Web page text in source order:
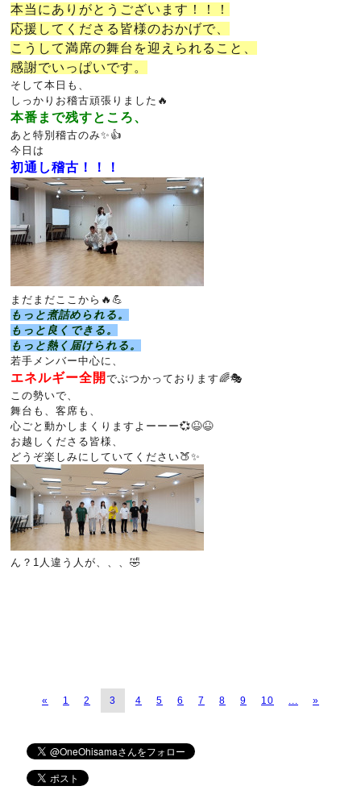
本当にありがとうございます！！！
応援してくださる皆様のおかげで、
こうして満席の舞台を迎えられること、
感謝でいっぱいです。
そして本日も、
しっかりお稽古頑張りました🔥
本番まで残すところ、
あと特別稽古のみ✨👍
今日は
初通し稽古！！！
まだまだここから🔥💪
もっと煮詰められる。
もっと良くできる。
もっと熱く届けられる。
若手メンバー中心に、
エネルギー全開でぶつかっております🌈🎭
この勢いで、
舞台も、客席も、
心ごと動かしまくりますよーーー💞😆😆
お越しくださる皆様、
どうぞ楽しみにしていてください🍑✨
ん？1人違う人が、、、🤣
« 1 2 3 4 5 6 7 8 9 10 ... »